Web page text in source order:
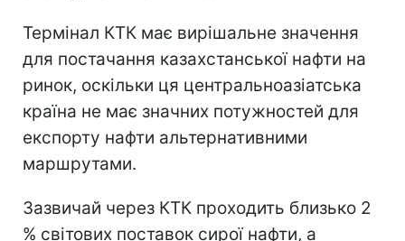
Термінал КТК має вирішальне значення
для постачання казахстанської нафти на
ринок, оскільки ця центральноазіатська
країна не має значних потужностей для
експорту нафти альтернативними
маршрутами.
Зазвичай через КТК проходить близько 2
% світових поставок сирої нафти, а